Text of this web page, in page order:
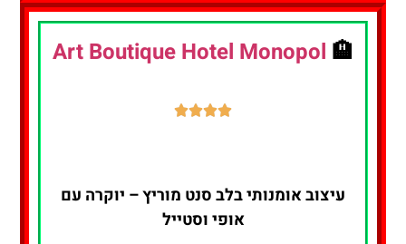
🏨
Art Boutique Hotel Monopol
עיצוב אומנותי בלב סנט מוריץ – יוקרה עם
אופי וסטייל